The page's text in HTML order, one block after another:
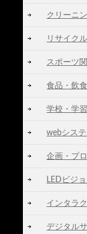
クリーニ
リサイク
スポーツ
食品・飲
学校・学
webシス
企画・プ
LEDビジ
インタラ
デジタル